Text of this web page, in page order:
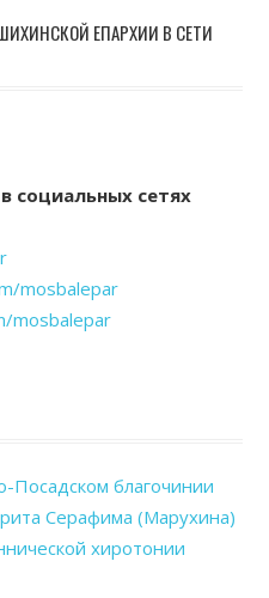
ЕПАРХИИ В СЕТИ
социальных сетях
mosbalepar
mosbalepar
Посадском благочинии
Серафима (Марухина)
хиротонии